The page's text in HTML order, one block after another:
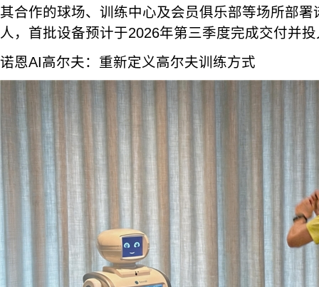
其合作的球场、训练中心及会员俱乐部等场所部
人，首批设备预计于2026年第三季度完成交付并
诺恩AI高尔夫：重新定义高尔夫训练方式